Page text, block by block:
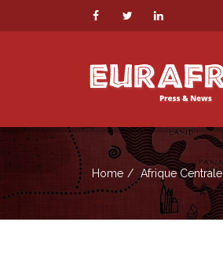
Home Afrique Centrale